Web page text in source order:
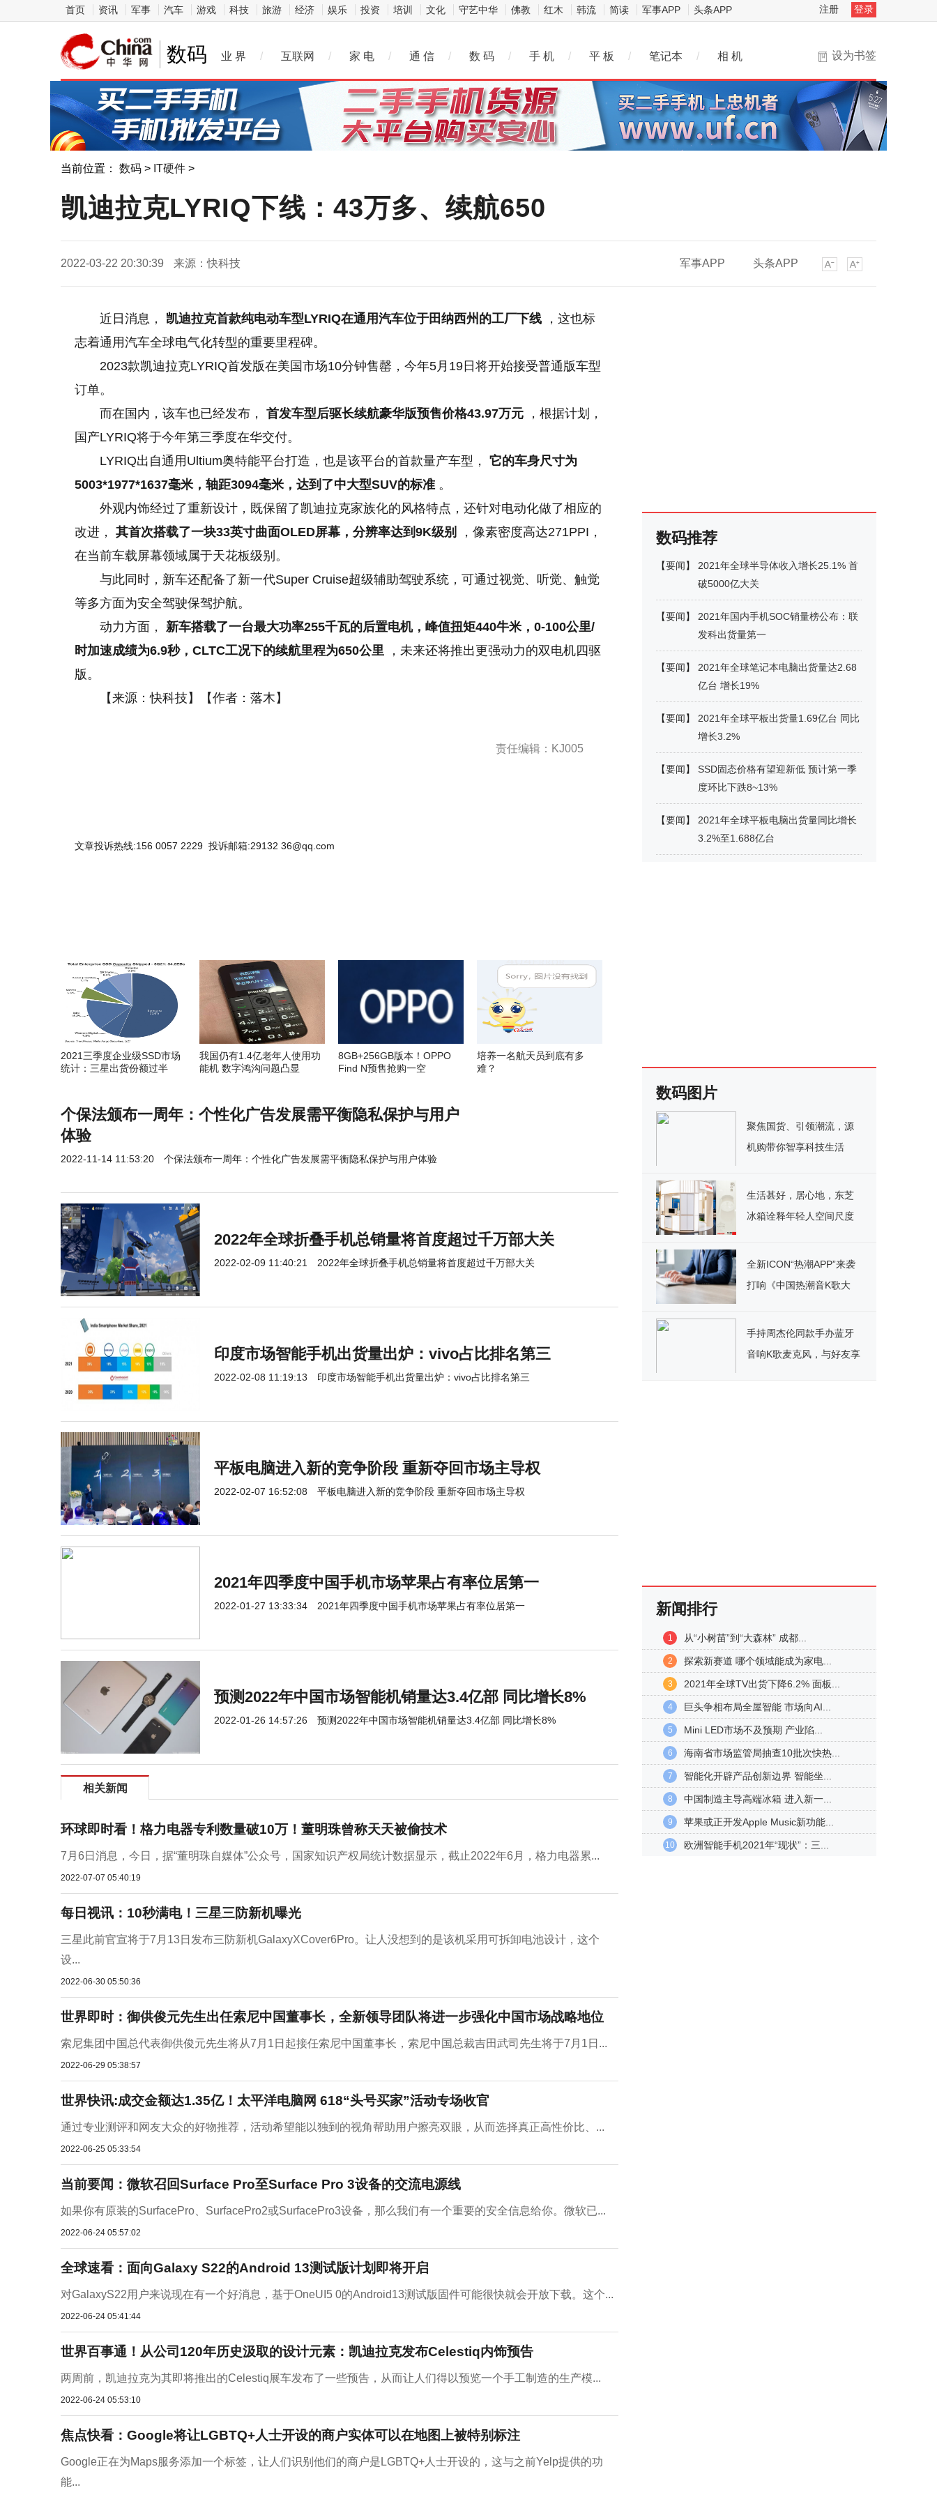
首页 资讯 军事 汽车 游戏 科技 旅游 经济 娱乐 投资 培训 文化 守艺中华 佛教 红木 韩流 简读 军事APP 头条APP 注册 登录
数码 设为书签
业 界 / 互联网 / 家 电 / 通 信 / 数 码 / 手 机 / 平 板 / 笔记本 / 相 机
当前位置： 数码 > IT硬件 >
凯迪拉克LYRIQ下线：43万多、续航650
2022-03-22 20:30:39 来源：快科技 军事APP 头条APP
近日消息， 凯迪拉克首款纯电动车型LYRIQ在通用汽车位于田纳西州的工厂下线
，这也标
志着通用汽车全球电气化转型的重要里程碑。
2023款凯迪拉克LYRIQ首发版在美国市场10分钟售罄，今年5月19日将开始接受普通版车型
订单。
而在国内，该车也已经发布， 首发车型后驱长续航豪华版预售价格43.97万元
，根据计划，
国产LYRIQ将于今年第三季度在华交付。
LYRIQ出自通用Ultium奥特能平台打造，也是该平台的首款量产车型， 它的车身尺寸为
5003*1977*1637毫米，轴距3094毫米，达到了中大型SUV的标准 。
外观内饰经过了重新设计，既保留了凯迪拉克家族化的风格特点，还针对电动化做了相应的
改进， 其首次搭载了一块33英寸曲面OLED屏幕，分辨率达到9K级别
，像素密度高达271PPI，
在当前车载屏幕领域属于天花板级别。
与此同时，新车还配备了新一代Super Cruise超级辅助驾驶系统，可通过视觉、听觉、触觉
等多方面为安全驾驶保驾护航。
动力方面， 新车搭载了一台最大功率255千瓦的后置电机，峰值扭矩440牛米，0-100公里/
时加速成绩为6.9秒，CLTC工况下的续航里程为650公里
，未来还将推出更强动力的双电机四驱
版。
【来源：快科技】【作者：落木】
责任编辑：KJ005
文章投诉热线:156 0057 2229 投诉邮箱:29132 36@qq.com
2021三季度企业级SSD市场
统计：三星出货份额过半
我国仍有1.4亿老年人使用功
能机 数字鸿沟问题凸显
8GB+256GB版本！OPPO
Find N预售抢购一空
培养一名航天员到底有多
难？
个保法颁布一周年：个性化广告发展需平衡隐私保护与用户
体验
2022-11-14 11:53:20 个保法颁布一周年：个性化广告发展需平衡隐私保护与用户体验
2022年全球折叠手机总销量将首度超过千万部大关
2022-02-09 11:40:21 2022年全球折叠手机总销量将首度超过千万部大关
印度市场智能手机出货量出炉：vivo占比排名第三
2022-02-08 11:19:13 印度市场智能手机出货量出炉：vivo占比排名第三
平板电脑进入新的竞争阶段 重新夺回市场主导权
2022-02-07 16:52:08 平板电脑进入新的竞争阶段 重新夺回市场主导权
2021年四季度中国手机市场苹果占有率位居第一
2022-01-27 13:33:34 2021年四季度中国手机市场苹果占有率位居第一
预测2022年中国市场智能机销量达3.4亿部 同比增长8%
2022-01-26 14:57:26 预测2022年中国市场智能机销量达3.4亿部 同比增长8%
相关新闻
环球即时看！格力电器专利数量破10万！董明珠曾称天天被偷技术
7月6日消息，今日，据“董明珠自媒体”公众号，国家知识产权局统计数据显示，截止2022年6月，格力电器累...
2022-07-07 05:40:19
每日视讯：10秒满电！三星三防新机曝光
三星此前官宣将于7月13日发布三防新机GalaxyXCover6Pro。让人没想到的是该机采用可拆卸电池设计，这个
设...
2022-06-30 05:50:36
世界即时：御供俊元先生出任索尼中国董事长，全新领导团队将进一步强化中国市场战略地位
索尼集团中国总代表御供俊元先生将从7月1日起接任索尼中国董事长，索尼中国总裁吉田武司先生将于7月1日...
2022-06-29 05:38:57
世界快讯:成交金额达1.35亿！太平洋电脑网 618“头号买家”活动专场收官
通过专业测评和网友大众的好物推荐，活动希望能以独到的视角帮助用户擦亮双眼，从而选择真正高性价比、...
2022-06-25 05:33:54
当前要闻：微软召回Surface Pro至Surface Pro 3设备的交流电源线
如果你有原装的SurfacePro、SurfacePro2或SurfacePro3设备，那么我们有一个重要的安全信息给你。微软已...
2022-06-24 05:57:02
全球速看：面向Galaxy S22的Android 13测试版计划即将开启
对GalaxyS22用户来说现在有一个好消息，基于OneUI5 0的Android13测试版固件可能很快就会开放下载。这个...
2022-06-24 05:41:44
世界百事通！从公司120年历史汲取的设计元素：凯迪拉克发布Celestiq内饰预告
两周前，凯迪拉克为其即将推出的Celestiq展车发布了一些预告，从而让人们得以预览一个手工制造的生产模...
2022-06-24 05:53:10
焦点快看：Google将让LGBTQ+人士开设的商户实体可以在地图上被特别标注
Google正在为Maps服务添加一个标签，让人们识别他们的商户是LGBTQ+人士开设的，这与之前Yelp提供的功
能...
数码推荐
【要闻】
2021年全球半导体收入增长25.1% 首
破5000亿大关
【要闻】
2021年国内手机SOC销量榜公布：联
发科出货量第一
【要闻】
2021年全球笔记本电脑出货量达2.68
亿台 增长19%
【要闻】
2021年全球平板出货量1.69亿台 同比
增长3.2%
【要闻】
SSD固态价格有望迎新低 预计第一季
度环比下跌8~13%
【要闻】
2021年全球平板电脑出货量同比增长
3.2%至1.688亿台
数码图片
聚焦国货、引领潮流，源
机购带你智享科技生活
生活甚好，居心地，东芝
冰箱诠释年轻人空间尺度
全新ICON“热潮APP”来袭
打响《中国热潮音K歌大
手持周杰伦同款手办蓝牙
音响K歌麦克风，与好友享
新闻排行
1 从“小树苗”到“大森林” 成都...
2 探索新赛道 哪个领域能成为家电...
3 2021年全球TV出货下降6.2% 面板...
4 巨头争相布局全屋智能 市场向AI...
5 Mini LED市场不及预期 产业陷...
6 海南省市场监管局抽查10批次快热...
7 智能化开辟产品创新边界 智能坐...
8 中国制造主导高端冰箱 进入新一...
9 苹果或正开发Apple Music新功能...
10 欧洲智能手机2021年“现状”：三...